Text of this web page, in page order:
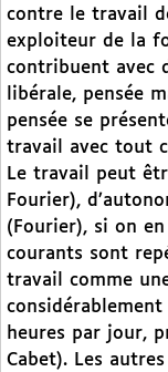
contre le travail
exploiteur de la
contribuent avec
libérale, pensée
pensée se
travail avec tout
Le travail peut
Fourier),
(Fourier), si on
courants sont
travail comme
heures par jour,
Cabet). Les